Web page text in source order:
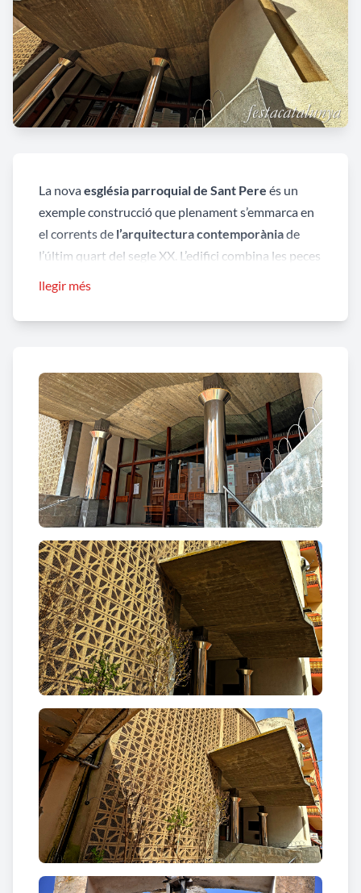
La novaesglésia parroquial de Sant Pere és un
exemple construcció que plenament s’emmarca en
el corrents de l’arquitectura contemporàniade
l’últim quart del segle XX. L’edifici combina les peces
l’acer inoxidable combinant amb grans vidrieres
dotant-lo de la llum necessària.
L’església presenta també un singular campanar de
torre cilíndric rematat per campanar d’espadanya
quadrat. emmarcat en el mateix cos. Unes
obertures allargades i estretes recorden les
espitlleres.
llegir més